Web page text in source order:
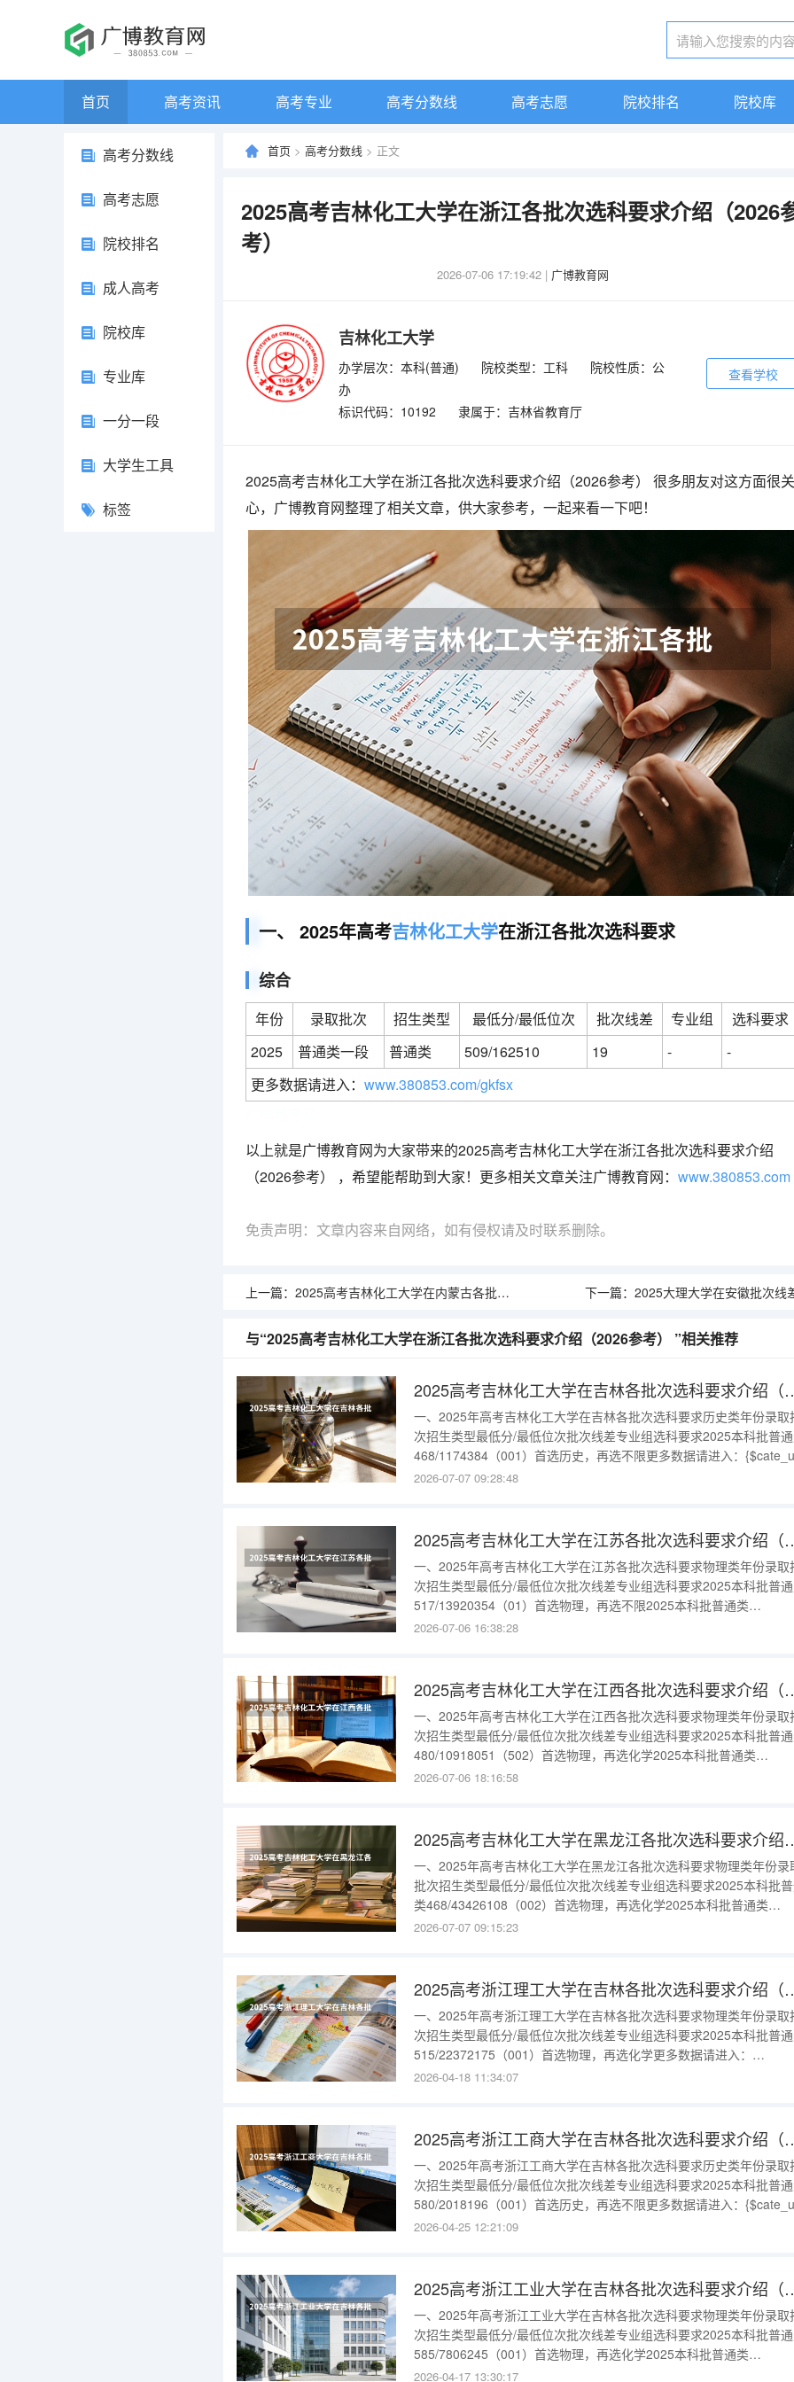
首页 高考资讯 高考专业 高考分数线 高考志愿 院校排名 院校库
高考分数线
高考志愿
院校排名
成人高考
院校库
专业库
一分一段
大学生工具
标签
首页 > 高考分数线 > 正文
2025高考吉林化工大学在浙江各批次选科要求介绍（2026
考）
2026-07-06 17:19:42 | 广博教育网
吉林化工大学
办学层次：本科(普通) 院校类型：工科
院校性质：公
办
标识代码：10192
隶属于：吉林省教育厅
查看学校
2025高考吉林化工大学在浙江各批次选科要求介绍（2026参考） 很多朋友对这方面很关
心，广博教育网整理了相关文章，供大家参考，一起来看一下吧！
一、 2025年高考吉林化工大学在浙江各批次选科要求
综合
年份 录取批次 招生类型 最低分/最低位次 批次线差 专业组
选科要求
2025
普通类一段 普通类 509/162510 19 -
-
更多数据请进入： www.380853.com/gkfsx
以上就是广博教育网为大家带来的2025高考吉林化工大学在浙江各批次选科要求介绍
（2026参考） ，希望能帮助到大家！更多相关文章关注广博教育网： www.380853.com
免责声明：文章内容来自网络，如有侵权请及时联系删除。
上一篇： 2025高考吉林化工大学在内蒙古各批次选科要求介绍（2026参考） 下一篇： 2025大理大学在安徽批次线
与“2025高考吉林化工大学在浙江各批次选科要求介绍（2026参考） ”相关推荐
2025高考吉林化工大
一、2025年高考吉林化工大学在吉林各批次选科要求历史类年份录取
次招生类型最低分/最低位次批次线差专业组选科要求2025本科批普
468/1174384（001）首选历史，再选不限更多数据请进入：
物理类年份录取批次招生类型最低分/最低位次批次线差专业组选科要求
2026-07-07 09:28:48
2025高考吉林化工大
一、2025年高考吉林化工大学在江苏各批次选科要求物理类年份录取
次招生类型最低分/最低位次批次线差专业组选科要求2025本科批普
517/13920354（01）首选物理，再选不限2025本科批普通类
510/14893647（02）首选物理，再选化学更多数据请进入：
2026-07-06 16:38:28
2025高考吉林化工大
一、2025年高考吉林化工大学在江西各批次选科要求物理类年份录取
次招生类型最低分/最低位次批次线差专业组选科要求2025本科批普
480/10918051（502）首选物理，再选化学2025本科批普通类
475/11622846（501）首选物理，再选不限更多数据请进入：
2026-07-06 18:16:58
2025高考吉林化工大学
一、2025年高考吉林化工大学在黑龙江各批次选科要求物理类年份录
批次招生类型最低分/最低位次批次线差专业组选科要求2025本科批
类468/43426108（002）首选物理，再选化学2025本科批普通类
433/5651673（001）首选物理，再选不限2025本科批中外合作办学
2026-07-07 09:15:23
2025高考浙江理工大
一、2025年高考浙江理工大学在吉林各批次选科要求物理类年份录取
次招生类型最低分/最低位次批次线差专业组选科要求2025本科批普
515/22372175（001）首选物理，再选化学更多数据请进入：
{$cate_url}
2026-04-18 11:34:07
2025高考浙江工商大
一、2025年高考浙江工商大学在吉林各批次选科要求历史类年份录取
次招生类型最低分/最低位次批次线差专业组选科要求2025本科批普
580/2018196（001）首选历史，再选不限更多数据请进入：
物理类年份录取批次招生类型最低分/最低位次批次线差专业组选科要求
2026-04-25 12:21:09
2025高考浙江工业大
一、2025年高考浙江工业大学在吉林各批次选科要求物理类年份录取
次招生类型最低分/最低位次批次线差专业组选科要求2025本科批普
585/7806245（001）首选物理，再选化学2025本科批普通类
563/11706223（002）首选物理，再选化学更多数据请进入：
2026-04-17 13:30:17